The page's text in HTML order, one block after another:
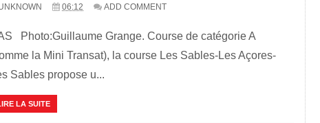
06:12 ADD COMMENT
Photo:Guillaume Grange. Course de catégorie A
la Mini Transat), la course Les Sables-Les Açores-
Sables propose u...
LA SUITE